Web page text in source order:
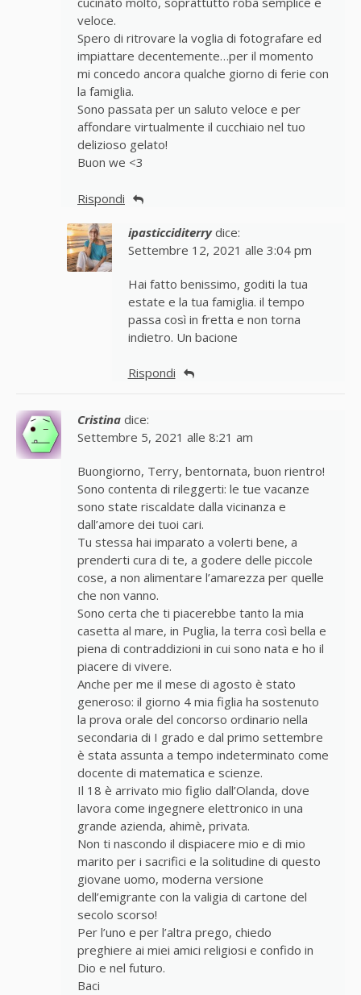
veloce.
Spero di ritrovare la voglia di fotografare ed
impiattare decentemente…per il momento
mi concedo ancora qualche giorno di ferie con
la famiglia.
Sono passata per un saluto veloce e per
affondare virtualmente il cucchiaio nel tuo
delizioso gelato!
Buon we <3
Rispondi
ipasticciditerry dice:
Settembre 12, 2021 alle 3:04 pm
Hai fatto benissimo, goditi la tua
estate e la tua famiglia. il tempo
passa così in fretta e non torna
indietro. Un bacione
Rispondi
Cristina dice:
Settembre 5, 2021 alle 8:21 am
Buongiorno, Terry, bentornata, buon rientro!
Sono contenta di rileggerti: le tue vacanze
sono state riscaldate dalla vicinanza e
dall’amore dei tuoi cari.
Tu stessa hai imparato a volerti bene, a
prenderti cura di te, a godere delle piccole
cose, a non alimentare l’amarezza per quelle
che non vanno.
Sono certa che ti piacerebbe tanto la mia
casetta al mare, in Puglia, la terra così bella e
piena di contraddizioni in cui sono nata e ho il
piacere di vivere.
Anche per me il mese di agosto è stato
generoso: il giorno 4 mia figlia ha sostenuto
la prova orale del concorso ordinario nella
secondaria di I grado e dal primo settembre
è stata assunta a tempo indeterminato come
docente di matematica e scienze.
Il 18 è arrivato mio figlio dall’Olanda, dove
lavora come ingegnere elettronico in una
grande azienda, ahimè, privata.
Non ti nascondo il dispiacere mio e di mio
marito per i sacrifici e la solitudine di questo
giovane uomo, moderna versione
dell’emigrante con la valigia di cartone del
secolo scorso!
Per l’uno e per l’altra prego, chiedo
preghiere ai miei amici religiosi e confido in
Dio e nel futuro.
Baci